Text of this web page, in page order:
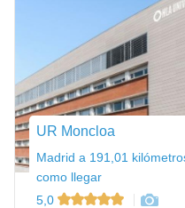
UR Moncloa
Madrid a 191,01
como llegar
5,0